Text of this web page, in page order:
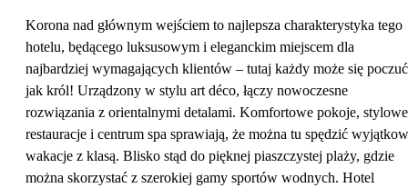
Korona nad głównym wejściem to najlepsza charakterystyka tego
hotelu, będącego luksusowym i eleganckim miejscem dla
najbardziej wymagających klientów – tutaj każdy może się poczuć
jak król! Urządzony w stylu art déco, łączy nowoczesne
rozwiązania z orientalnymi detalami. Komfortowe pokoje, stylowe
restauracje i centrum spa sprawiają, że można tu spędzić
wakacje z klasą. Blisko stąd do pięknej piaszczystej plaży, gdzie
można skorzystać z szerokiej gamy sportów wodnych. Hotel